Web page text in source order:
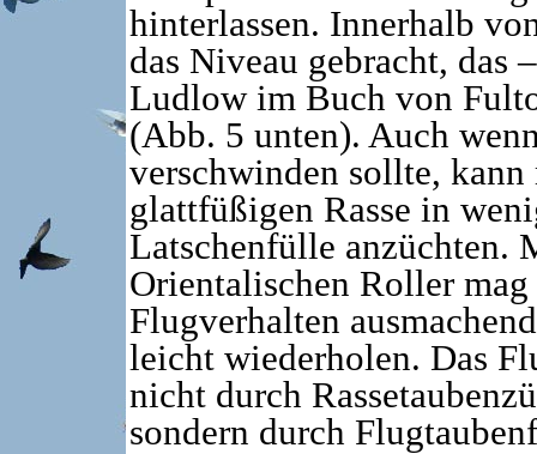
hinterlassen. Innerhalb
das Niveau gebracht,
Ludlow im Buch von
(Abb. 5 unten). Auch
verschwinden sollte,
glattfüßigen Rasse in
Latschenfülle anzüchten.
Orientalischen Roller mag
Flugverhalten
leicht wiederholen. Das
nicht durch
sondern durch